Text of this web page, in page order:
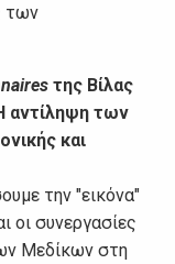
των
της Βίλας
αντίληψη των
και
την "εικόνα"
οι συνεργασίες
Μεδίκων στη